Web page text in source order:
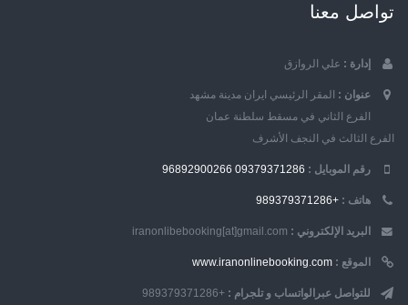
تواصل معنا
إدارة : علي الروازق
عنوان : المقر الرئيسي ايران مدينة مشهد
الفرع الثاني في مسقط سلطنة عمان
الفرع الثالث في النجف الأشرف
رقم الموبایل : 09379371286
96892900266
هاتف : +989379371286
البريد الإلكتروني : iranonlibebooking[at]gmail.com
الموقع : www.iranonlinebooking.com
للتواصل عبرالواتساب و تلجرام : +989379371286